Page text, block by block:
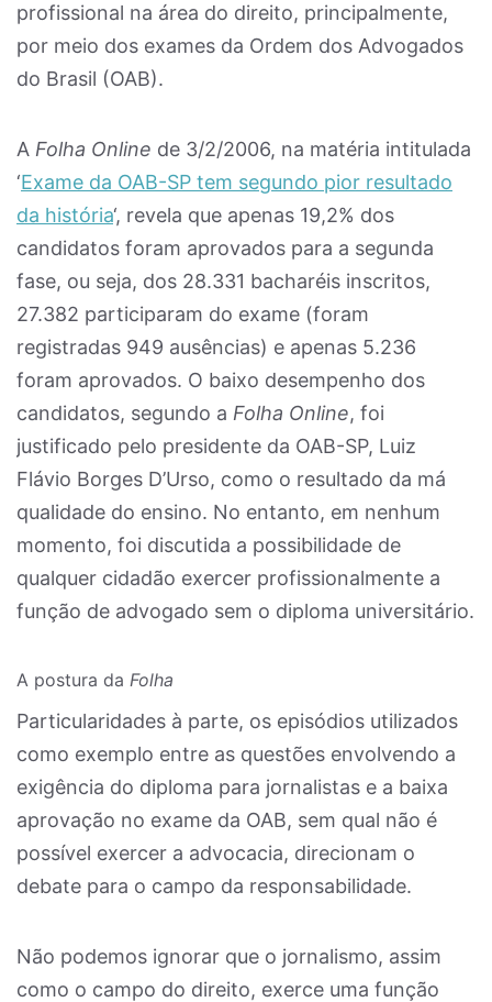
profissional na área do direito, principalmente,
por meio dos exames da Ordem dos Advogados
do Brasil (OAB).
A Folha Online de 3/2/2006, na matéria intitulada
‘Exame da OAB-SP tem segundo pior resultado
da história‘, revela que apenas 19,2% dos
candidatos foram aprovados para a segunda
fase, ou seja, dos 28.331 bacharéis inscritos,
27.382 participaram do exame (foram
registradas 949 ausências) e apenas 5.236
foram aprovados. O baixo desempenho dos
candidatos, segundo a Folha Online, foi
justificado pelo presidente da OAB-SP, Luiz
Flávio Borges D’Urso, como o resultado da má
qualidade do ensino. No entanto, em nenhum
momento, foi discutida a possibilidade de
qualquer cidadão exercer profissionalmente a
função de advogado sem o diploma universitário.
A postura da Folha
Particularidades à parte, os episódios utilizados
como exemplo entre as questões envolvendo a
exigência do diploma para jornalistas e a baixa
aprovação no exame da OAB, sem qual não é
possível exercer a advocacia, direcionam o
debate para o campo da responsabilidade.
Não podemos ignorar que o jornalismo, assim
como o campo do direito, exerce uma função